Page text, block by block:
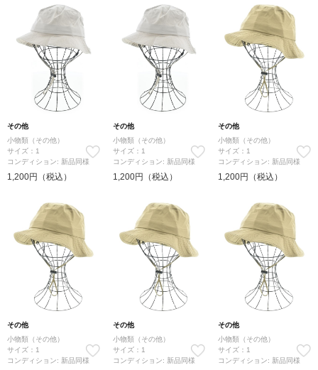
その他
小物類（その他）
サイズ：1
コンディション: 新品同様
1,200円（税込）
その他
小物類（その他）
サイズ：1
コンディション: 新品同様
1,200円（税込）
その他
小物類（その他）
サイズ：1
コンディション: 新品同様
1,200円（税込）
その他
小物類（その他）
サイズ：1
コンディション: 新品同様
その他
小物類（その他）
サイズ：1
コンディション: 新品同様
その他
小物類（その他）
サイズ：1
コンディション: 新品同様